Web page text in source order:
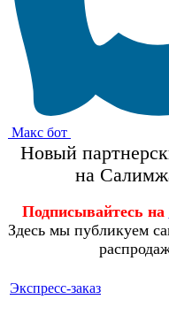
Макс бот
Новый
на
Подписывайтесь на
Здесь мы публикуем
Экспресс-заказ